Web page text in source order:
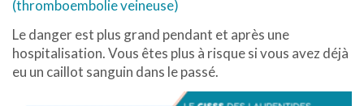
(thromboembolie veineuse)
Le danger est plus grand pendant et après une
hospitalisation. Vous êtes plus à risque si vous avez déjà
eu un caillot sanguin dans le passé.